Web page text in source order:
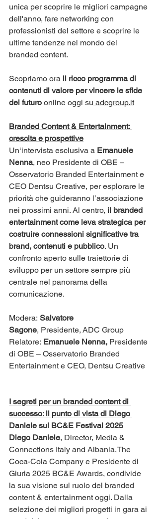
unica per scoprire le migliori campagne
dell'anno, fare networking con
professionisti del settore e scoprire le
ultime tendenze nel mondo del
branded content.
Scopriamo ora il ricco programma di
contenuti di valore per vincere le sfide
del futuro online oggi su adcgroup.it
Branded Content & Entertainment:
crescita e prospettive
Un‘intervista esclusiva a Emanuele
Nenna, neo Presidente di OBE –
Osservatorio Branded Entertainment e
CEO Dentsu Creative, per esplorare le
priorità che guideranno l’associazione
nei prossimi anni. Al centro, il branded
entertainment come leva strategica per
costruire connessioni significative tra
brand, contenuti e pubblico. Un
confronto aperto sulle traiettorie di
sviluppo per un settore sempre più
centrale nel panorama della
comunicazione.
Modera: Salvatore
Sagone, Presidente, ADC Group
​Relatore: Emanuele Nenna, Presidente
di OBE – Osservatorio Branded
Entertainment e CEO, Dentsu Creative
I segreti per un branded content di
successo: il punto di vista di Diego
Daniele sul BC&E Festival 2025
Diego Daniele, Director, Media &
Connections Italy and Albania,The
Coca-Cola Company e Presidente di
Giuria 2025 BC&E Awards, condivide
la sua visione sul ruolo del branded
content & entertainment oggi. Dalla
selezione dei migliori progetti in gara ai